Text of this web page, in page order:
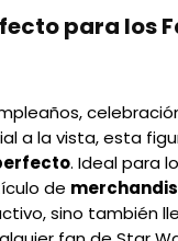
para los
a la vista, esta
. Ideal para
de
sino también